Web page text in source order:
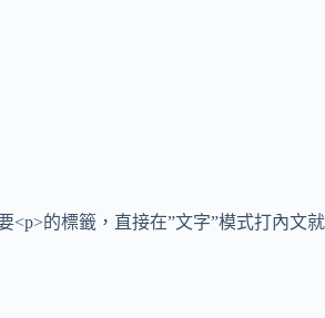
的標籤，直接在”文字”模式打內文